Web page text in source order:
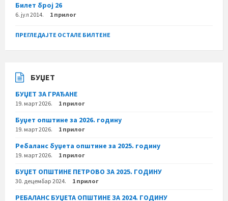
Билет број 26
6. јул 2014. 1 прилог
ПРЕГЛЕДАЈТЕ ОСТАЛЕ БИЛТЕНЕ
БУЏЕТ
БУЏЕТ ЗА ГРАЂАНЕ
19. март 2026. 1 прилог
Буџет општине за 2026. годину
19. март 2026. 1 прилог
Ребаланс буџета општине за 2025. годину
19. март 2026. 1 прилог
БУЏЕТ ОПШТИНЕ ПЕТРОВО ЗА 2025. ГОДИНУ
30. децембар 2024. 1 прилог
РЕБАЛАНС БУЏЕТА ОПШТИНЕ ЗА 2024. ГОДИНУ